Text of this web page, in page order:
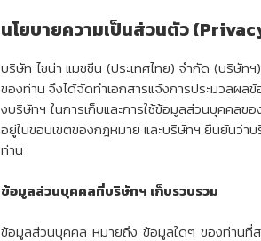
นโยบายความเป็นส่วนตัว
บริษัท ไชน่า แมชชีน (ประเทศไทย) จำกัด (บริษั
ของท่าน จึงได้จัดทำเอกสารแจ้งการประมวลผ
งบริษัทฯ ในการเก็บและการใช้ข้อมูลส่วนบุคคลข
อยู่ในขอบเขตของกฎหมาย และบริษัทฯ ยืนยันว่
ท่าน
ข้อมูลส่วนบุคคลที่บริษัทฯ เก็บรวบรวม
ข้อมูลส่วนบุคคล หมายถึง ข้อมูลใดๆ ของท่านที่